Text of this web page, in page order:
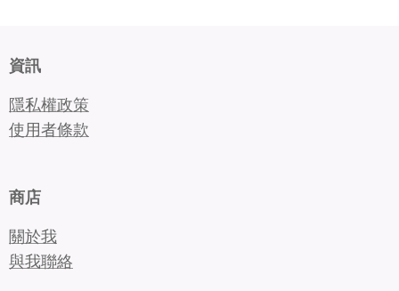
資訊
隱私權政策
使用者條款
商店
關於我
與我聯絡